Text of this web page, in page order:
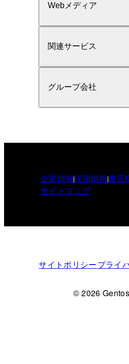
Webメディア
関連サービス
グループ会社
企業情報採用情報書店
サイトマップ
サイトポリシープライ
© 2026